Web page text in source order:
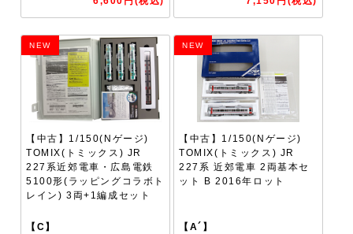
NEW
【中古】1/150(Nゲージ)
TOMIX(トミックス) JR
227系近郊電車・広島電鉄
5100形(ラッピングコラボト
レイン) 3両+1編成セット
【C】
NEW
【中古】1/150(Nゲージ)
TOMIX(トミックス) JR
227系 近郊電車 2両基本セ
ット B 2016年ロット
【A´】